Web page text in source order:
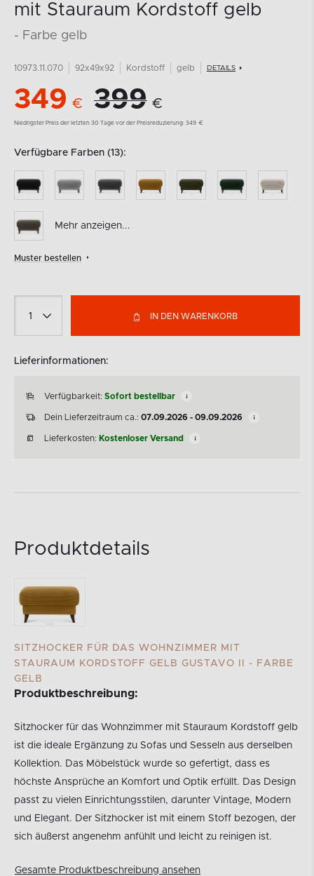
mit Stauraum Kordstoff gelb
- Farbe gelb
10973.11.070 92x49x92 Kordstoff gelb DETAILS
349 € 399 €
Niedrigster Preis der letzten 30 Tage vor der Preisreduzierung: 349 €
Verfügbare Farben (13):
Mehr anzeigen...
Muster bestellen
IN DEN WARENKORB
Lieferinformationen:
Verfügbarkeit: Sofort bestellbar
Dein Lieferzeitraum ca.: 07.09.2026 - 09.09.2026
Lieferkosten: Kostenloser Versand
Produktdetails
SITZHOCKER FÜR DAS WOHNZIMMER MIT
STAURAUM KORDSTOFF GELB GUSTAVO II - FARBE
GELB
Produktbeschreibung:
Sitzhocker für das Wohnzimmer mit Stauraum Kordstoff gelb
ist die ideale Ergänzung zu Sofas und Sesseln aus derselben
Kollektion. Das Möbelstück wurde so gefertigt, dass es
höchste Ansprüche an Komfort und Optik erfüllt. Das Design
passt zu vielen Einrichtungsstilen, darunter Vintage, Modern
und Elegant. Der Sitzhocker ist mit einem Stoff bezogen, der
sich äußerst angenehm anfühlt und leicht zu reinigen ist.
Gesamte Produktbeschreibung ansehen